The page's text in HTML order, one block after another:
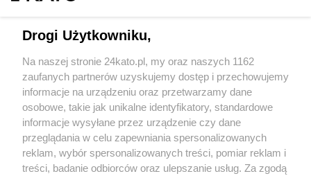
Wydawca mediów lokalnych
Nie zapomnij
zapoznać się z:
polityką prywatności regulamin korzystania z portali
Drogi Użytkowniku,
Na naszej stronie 24kato.pl, my oraz naszych 1162
zaufanych partnerów uzyskujemy dostęp i przechowujemy
informacje na urządzeniu oraz przetwarzamy dane
osobowe, takie jak unikalne identyfikatory, standardowe
informacje wysyłane przez urządzenie czy dane
przeglądania w celu zapewniania spersonalizowanych
reklam, wybór spersonalizowanych treści, pomiar reklam i
treści, badanie odbiorców oraz ulepszanie usług. Za zgodą